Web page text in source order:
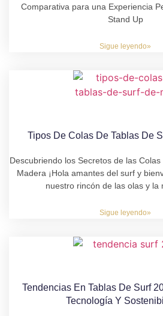
Comparativa para una Experiencia
Stand Up
Sigue leyendo»
Tipos De Colas De Tablas De
Descubriendo los Secretos de las
Madera ¡Hola amantes del surf y
nuestro rincón de las olas y la
Sigue leyendo»
Tendencias En Tablas De Surf
Tecnología Y